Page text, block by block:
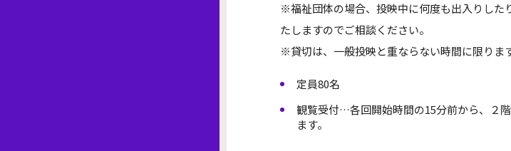
※福祉団体の場合、投映中に何度も出入りした
たしますのでご相談ください。
※貸切は、一般投映と重ならない時間に限ります
定員80名
観覧受付…各回開始時間の15分前から、２
ます。